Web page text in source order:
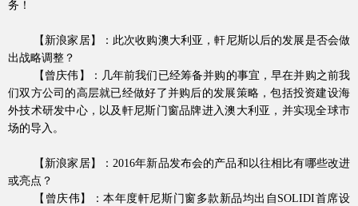
官网首页
务！
【新浪家居】：此次收购澳大利亚，軒尼斯以后的发展是否会做
出战略调整？
【曾庆伟】：几年前我们已经筹备并购的事宜，早在并购之前我
们双方公司的高层就已经做好了并购后的发展策略，包括投资建设海
外技术研发中心，以及軒尼斯门窗品牌进入澳大利亚，并实现全球市
场的导入。
【新浪家居】 ：2016年新品发布会的产品和以往相比有哪些改进
或亮点？
【曾庆伟】
：本年度軒尼斯门窗多款新品均出自 SOLIDI首席设